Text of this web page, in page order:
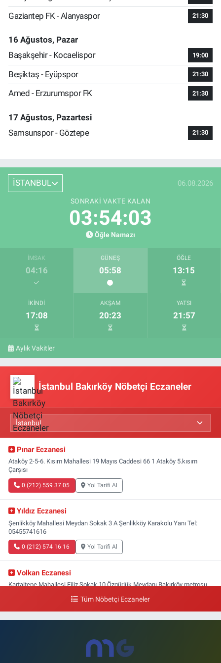
Gaziantep FK - Alanyaspor 21:30
16 Ağustos, Pazar
Başakşehir - Kocaelispor
19:00
Beşiktaş - Eyüpspor 21:30
Amed - Erzurumspor FK 21:30
17 Ağustos, Pazartesi
Samsunspor - Göztepe
21:30
İSTANBUL 06.08.2026
SONRAKI VAKTE KALAN
03:54:02
Öğle Namazı
İMSAK
04:16
GÜNEŞ
05:58
ÖĞLE
13:15
İKINDI
17:08
AKŞAM
20:23
YATSI
21:57
Aylık Vakitler
İstanbul Bakırköy Nöbetçi Eczaneler
Pınar Eczanesi
Ataköy 2-5-6. Kısım Mahallesi 19 Mayıs Caddesi 66 1 Ataköy 5.kısım
Çarşısı
0 (212) 559 37 05 Yol Tarifi Al
Yıldız Eczanesi
Şenlikköy Mahallesi Meydan Sokak 3 A Şenlikköy Karakolu Yanı Tel:
05455741616
0 (212) 574 16 16 Yol Tarifi Al
Volkan Eczanesi
Kartaltepe Mahallesi Filiz Sokak 10 Özgürlük Meydanı,Bakırköy metrosu
Yeşilköy Mahallesi Doğruyol Sokak 7 A Dürümcü Baba'nın Bir Alt
Tüm Nöbetçi Eczaneler